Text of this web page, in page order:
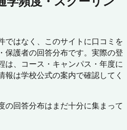
ではなく、このサイトに口コミを
保護者の回答分布です。実際の登
は、コース・キャンパス・年度に
報は学校公式の案内で確認してく
の回答分布はまだ十分に集まって